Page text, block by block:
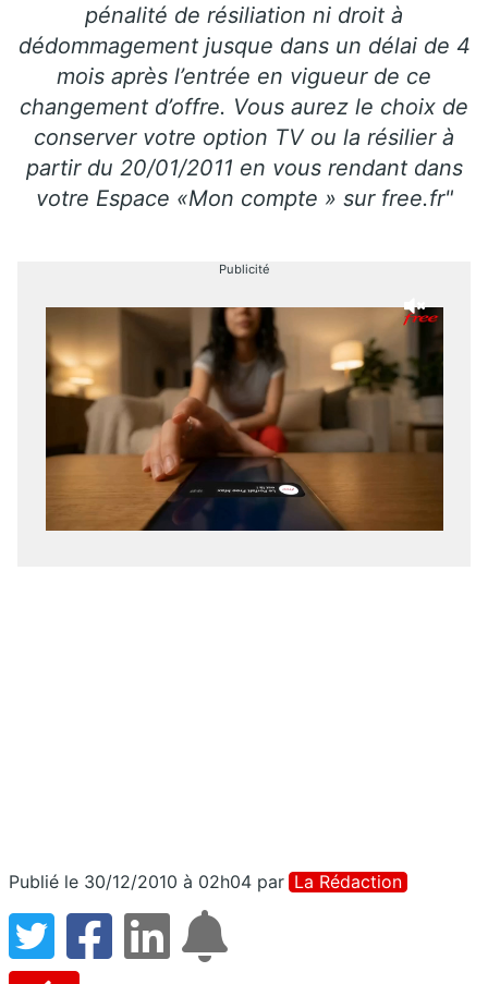
pénalité de résiliation ni droit à
dédommagement jusque dans un délai de 4
mois après l’entrée en vigueur de ce
changement d’offre. Vous aurez le choix de
conserver votre option TV ou la résilier à
partir du 20/01/2011 en vous rendant dans
votre Espace «Mon compte » sur free.fr"
Publicité
Publié le 30/12/2010 à 02h04 par La Rédaction